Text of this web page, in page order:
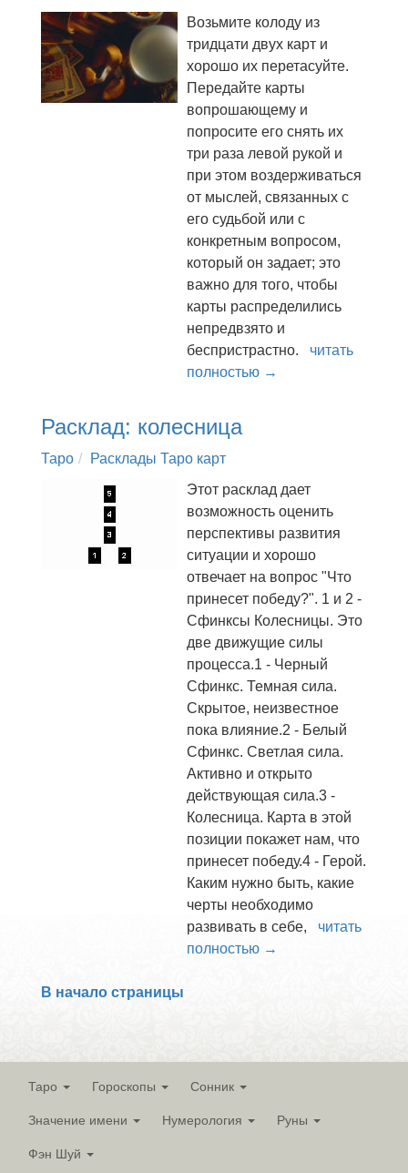
Возьмите колоду из
тридцати двух карт и
хорошо их перетасуйте.
Передайте карты
вопрошающему и
попросите его снять их
три раза левой рукой и
при этом воздерживаться
от мыслей, связанных с
его судьбой или с
конкретным вопросом,
который он задает; это
важно для того, чтобы
карты распределились
непредвзято и
беспристрастно. читать
полностью →
Расклад: колесница
Таро
Расклады Таро карт
Этот расклад дает
возможность оценить
перспективы развития
ситуации и хорошо
отвечает на вопрос "Что
принесет победу?". 1 и 2 -
Сфинксы Колесницы. Это
две движущие силы
процесса.1 - Черный
Сфинкс. Темная сила.
Скрытое, неизвестное
пока влияние.2 - Белый
Сфинкс. Светлая сила.
Активно и открыто
действующая сила.3 -
Колесница. Карта в этой
позиции покажет нам, что
принесет победу.4 - Герой.
Каким нужно быть, какие
черты необходимо
развивать в себе, читать
полностью →
В начало страницы
Таро Гороскопы Сонник
Значение имени Нумерология Руны
Фэн Шуй